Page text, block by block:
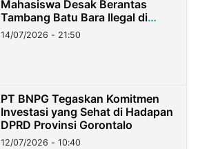
Mahasiswa Desak Berantas
Tambang Batu Bara Ilegal di
Lampung
14/07/2026 - 21:50
PT BNPG Tegaskan Komitmen
Investasi yang Sehat di Hadapan
DPRD Provinsi Gorontalo
12/07/2026 - 10:40